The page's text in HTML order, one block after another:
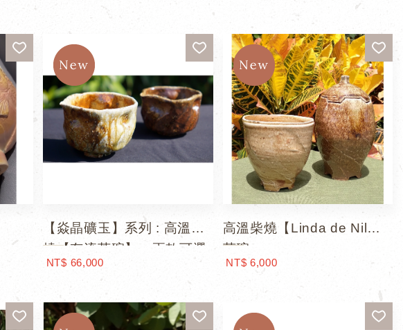
【焱晶礦玉】系列 : 高溫柴
燒【有流茶碗】，兩款可選
NT$ 66,000
高溫柴燒【Linda de Nil】
茶碗
NT$ 6,000